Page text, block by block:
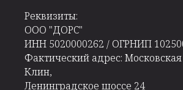
Реквизиты:
ООО "ДОРС"
ИНН 5020000262 / ОГРНИП
Фактический адрес: Московская
Клин,
Ленинградское шоссе 24